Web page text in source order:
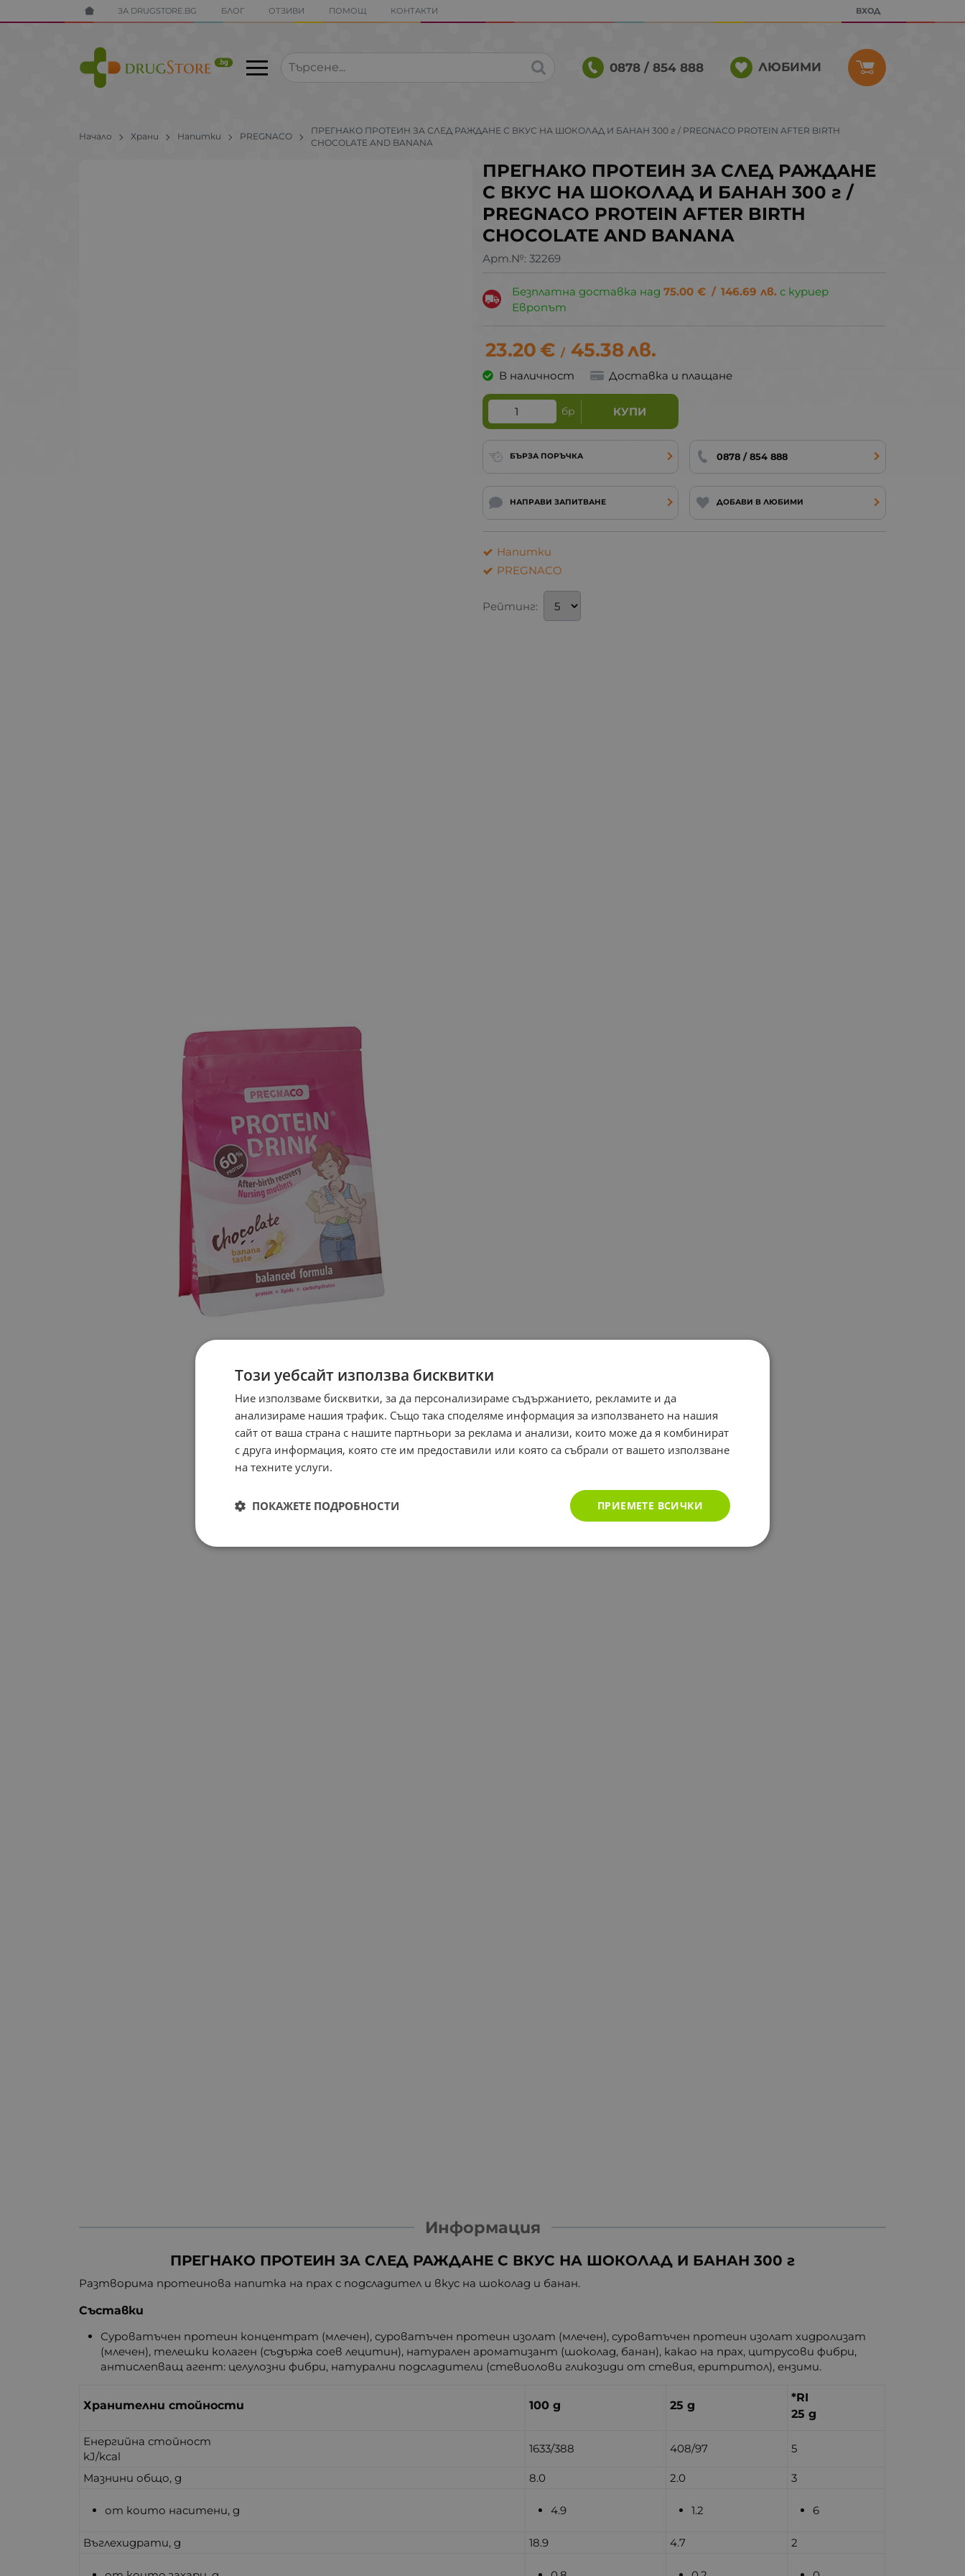
ЗА DRUGSTORE.BG БЛОГ ОТЗИВИ ПОМОЩ КОНТАКТИ ВХОД
0878 / 854 888 ЛЮБИМИ
Начало Храни Напитки PREGNACO
ПРЕГНАКО ПРОТЕИН ЗА СЛЕД РАЖДАНЕ С ВКУС НА ШОКОЛАД И БАНАН 300 г / PREGNACO PROTEIN AFTER BIRTH
CHOCOLATE AND BANANA
ПРЕГНАКО ПРОТЕИН ЗА СЛЕД РАЖДАНЕ
С ВКУС НА ШОКОЛАД И БАНАН 300 г /
PREGNACO PROTEIN AFTER BIRTH
CHOCOLATE AND BANANA
Арт.№: 32269
Безплатна доставка над75.00 € / 146.69 лв. с куриер
Европът
23.20€ / 45.38лв.
В наличност Доставка и плащане
бр КУПИ
БЪРЗА ПОРЪЧКА 0878 / 854 888
НАПРАВИ ЗАПИТВАНЕ ДОБАВИ В ЛЮБИМИ
Напитки
PREGNACO
Рейтинг:
Информация
ПРЕГНАКО ПРОТЕИН ЗА СЛЕД РАЖДАНЕ С ВКУС НА ШОКОЛАД И БАНАН 300 г
Разтворима протеинова напитка на прах с подсладител и вкус на шоколад и банан.
Съставки
Суроватъчен протеин концентрат (млечен), суроватъчен протеин изолат (млечен), суроватъчен протеин изолат хидролизат
(млечен), телешки колаген (съдържа соев лецитин), натурален ароматизант (шоколад, банан), какао на прах, цитрусови фибри,
антислепващ агент: целулозни фибри, натурални подсладители (стевиолови гликозиди от стевия, еритритол), ензими.
Хранителни стойности 100 g 25 g
*RI
25 g
Енергийна стойност
kJ/kcal
1633/388 408/97 5
Мазнини общо, g 8.0 2.0 3
от които наситени, g 4.9 1.2 6
Въглехидрати, g 18.9 4.7 2
Този уебсайт използва бисквитки
Ние използваме бисквитки, за да персонализираме съдържанието, рекламите и да
анализираме нашия трафик. Също така споделяме информация за използването на нашия
сайт от ваша страна с нашите партньори за реклама и анализи, които може да я комбинират
с друга информация, която сте им предоставили или която са събрали от вашето използване
на техните услуги.
ПРИЕМЕТЕ ВСИЧКИ
ПОКАЖЕТЕ ПОДРОБНОСТИ